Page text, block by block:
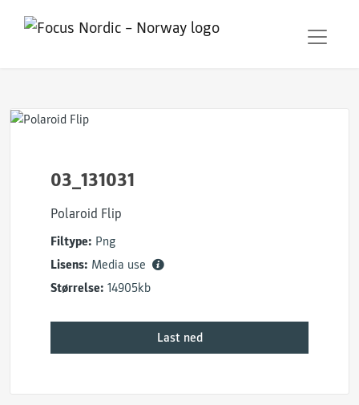
03_131031
Polaroid Flip
Filtype: Png
Lisens: Media use
Størrelse: 14905kb
Last ned